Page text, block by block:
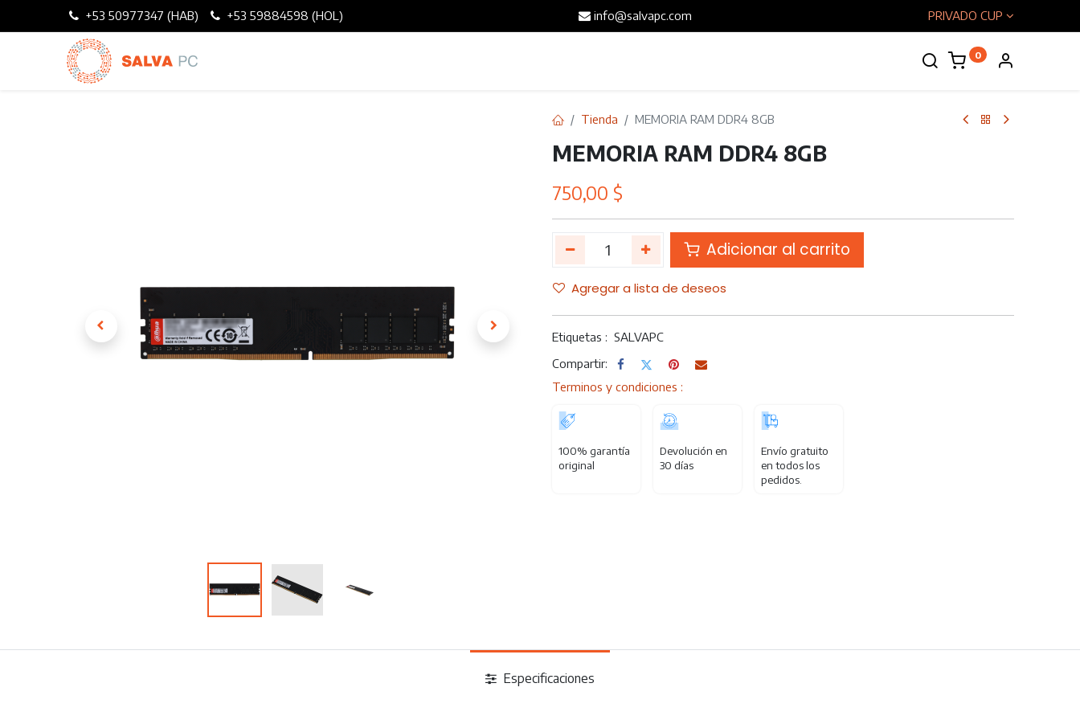
+53 50977347 (HAB) +53 59884598 (HOL) info@salvapc.com PRIVADO CUP
0
Tienda MEMORIA RAM DDR4 8GB
MEMORIA RAM DDR4 8GB
750,00 $
Adicionar al carrito
Agregar a lista de deseos
Etiquetas : SALVAPC
Compartir:
Terminos y condiciones :
100% garantía
original
Devolución en
30 días
Envío gratuito
en todos los
pedidos.
Especificaciones